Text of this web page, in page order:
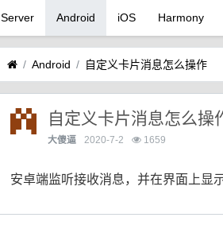
Server Android iOS Harmony
Android 自定义卡片消息怎么操作
自定义卡片消息怎么操
大傻逼 2020-7-2 1659
安卓端监听接收消息，并在界面上显